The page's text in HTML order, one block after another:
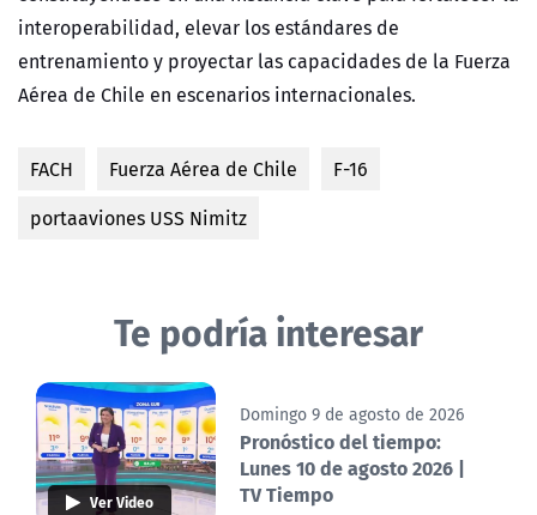
interoperabilidad, elevar los estándares de
entrenamiento y proyectar las capacidades de la Fuerza
Aérea de Chile en escenarios internacionales.
FACH Fuerza Aérea de Chile
F-16
portaaviones USS Nimitz
Te podría interesar
Ver Video
Domingo 9 de agosto de 2026
Pronóstico del tiempo:
Lunes 10 de agosto 2026 |
TV Tiempo